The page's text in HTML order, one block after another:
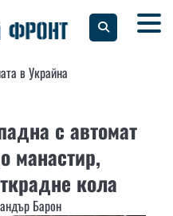
в Украйна
с автомат
манастир,
кола
Барон